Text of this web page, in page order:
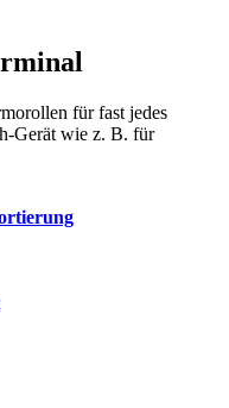
für fast jedes
Gerät wie z. B. für